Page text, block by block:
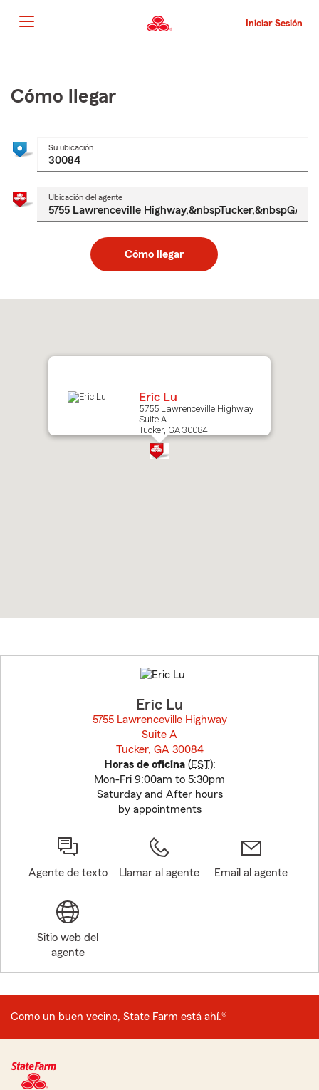
al
contenido
principal
Iniciar Sesión
principal
Cómo llegar
Su ubicación
Ubicación del agente
Cómo llegar
to
Eric Lu
5755 Lawrenceville Highway
Suite A
Tucker, GA 30084
to
before
Eric Lu
5755 Lawrenceville Highway
Suite A
Tucker, GA 30084
Horas de oficina(EST):
Mon-Fri 9:00am to 5:30pm
Saturday and After hours
by appointments
Agente de texto Llamar al agente Email al agente
Sitio web del
agente
Como un buen vecino, State Farm está ahí.®